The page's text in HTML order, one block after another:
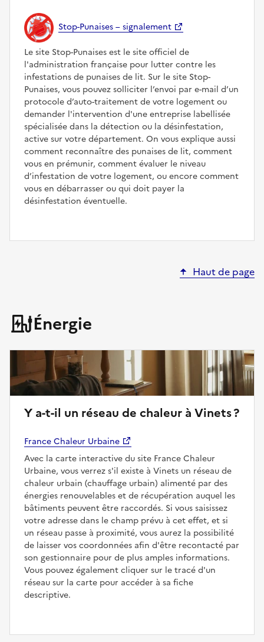
Stop-Punaises – signalement
Le site Stop-Punaises est le site officiel de
l'administration française pour lutter contre les
infestations de punaises de lit. Sur le site Stop-
Punaises, vous pouvez solliciter l’envoi par e-mail d’un
protocole d’auto-traitement de votre logement ou
demander l'intervention d'une entreprise labellisée
spécialisée dans la détection ou la désinfestation,
active sur votre département. On vous explique aussi
comment reconnaître des punaises de lit, comment
vous en prémunir, comment évaluer le niveau
d’infestation de votre logement, ou encore comment
vous en débarrasser ou qui doit payer la
désinfestation éventuelle.
Haut de page
Énergie
Y a-t-il un réseau de chaleur à Vinets ?
France Chaleur Urbaine
Avec la carte interactive du site France Chaleur
Urbaine, vous verrez s'il existe à Vinets un réseau de
chaleur urbain (chauffage urbain) alimenté par des
énergies renouvelables et de récupération auquel les
bâtiments peuvent être raccordés. Si vous saisissez
votre adresse dans le champ prévu à cet effet, et si
un réseau passe à proximité, vous aurez la possibilité
de laisser vos coordonnées afin d'être recontacté par
son gestionnaire pour de plus amples informations.
Vous pouvez également cliquer sur le tracé d'un
réseau sur la carte pour accéder à sa fiche
descriptive.